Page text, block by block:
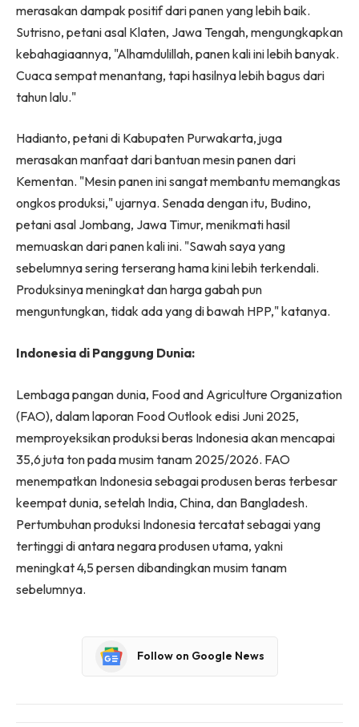
merasakan dampak positif dari panen yang lebih baik.
Sutrisno, petani asal Klaten, Jawa Tengah, mengungkapkan
kebahagiaannya, "Alhamdulillah, panen kali ini lebih banyak.
Cuaca sempat menantang, tapi hasilnya lebih bagus dari
tahun lalu."
Hadianto, petani di Kabupaten Purwakarta, juga
merasakan manfaat dari bantuan mesin panen dari
Kementan. "Mesin panen ini sangat membantu memangkas
ongkos produksi," ujarnya. Senada dengan itu, Budino,
petani asal Jombang, Jawa Timur, menikmati hasil
memuaskan dari panen kali ini. "Sawah saya yang
sebelumnya sering terserang hama kini lebih terkendali.
Produksinya meningkat dan harga gabah pun
menguntungkan, tidak ada yang di bawah HPP," katanya.
Indonesia di Panggung Dunia:
Lembaga pangan dunia, Food and Agriculture Organization
(FAO), dalam laporan Food Outlook edisi Juni 2025,
memproyeksikan produksi beras Indonesia akan mencapai
35,6 juta ton pada musim tanam 2025/2026. FAO
menempatkan Indonesia sebagai produsen beras terbesar
keempat dunia, setelah India, China, dan Bangladesh.
Pertumbuhan produksi Indonesia tercatat sebagai yang
tertinggi di antara negara produsen utama, yakni
meningkat 4,5 persen dibandingkan musim tanam
sebelumnya.
Follow on Google News